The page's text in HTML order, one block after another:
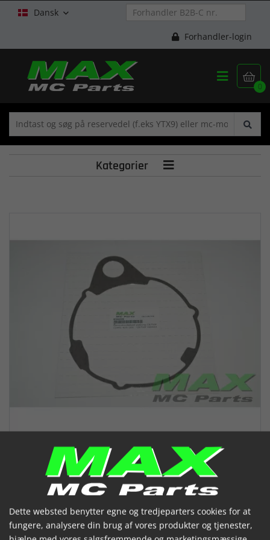
Dansk 
Forhandler-login

0

Kategorier 
Generatordæksel pakning CB750F
79-84
Dette websted benytter egne og tredjeparters cookies for at
fungere, analysere din brug af vores produkter og tjenester,